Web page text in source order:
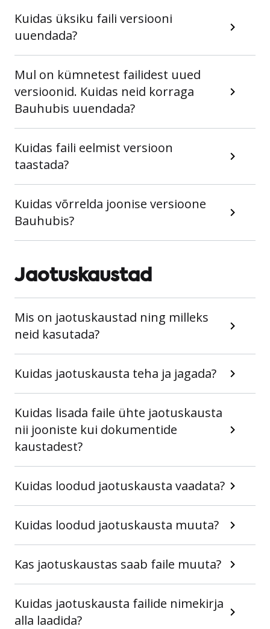
Kuidas üksiku faili versiooni
uuendada?
Mul on kümnetest failidest uued
versioonid. Kuidas neid korraga
Bauhubis uuendada?
Kuidas faili eelmist versioon
taastada?
Kuidas võrrelda joonise versioone
Bauhubis?
Jaotuskaustad
Mis on jaotuskaustad ning milleks
neid kasutada?
Kuidas jaotuskausta teha ja jagada?
Kuidas lisada faile ühte jaotuskausta
nii jooniste kui dokumentide
kaustadest?
Kuidas loodud jaotuskausta vaadata?
Kuidas loodud jaotuskausta muuta?
Kas jaotuskaustas saab faile muuta?
Kuidas jaotuskausta failide nimekirja
alla laadida?